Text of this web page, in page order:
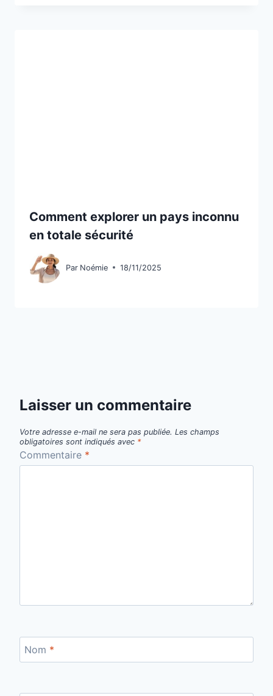
Comment explorer un pays inconnu
en totale sécurité
Par Noémie 18/11/2025
Laisser un commentaire
Votre adresse e-mail ne sera pas publiée. Les champs
obligatoires sont indiqués avec *
Commentaire *
Nom *